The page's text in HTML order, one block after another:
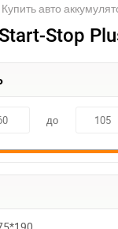
Купить авто
Stop
до